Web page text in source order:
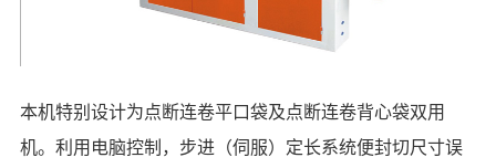
本机特别设计为点断连卷平口袋及点断连卷背心袋双用
机。利用电脑控制，步进（伺服）定长系统便封切尺寸误